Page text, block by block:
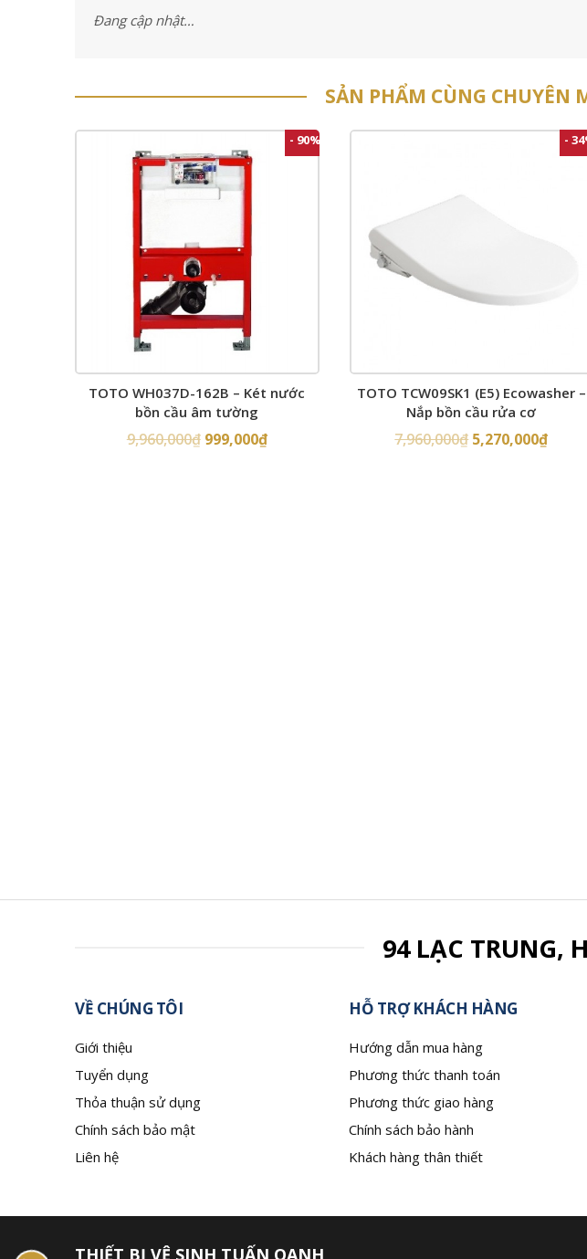
Đang cập nhật…
SẢN PHẨM CÙNG CHUYÊN
- 90%
TOTO WH037D-162B – Két nước
bồn cầu âm tường
9,960,000₫ 999,000₫
-
TOTO TCW09SK1 (E5) Ecowasher –
Nắp bồn cầu rửa cơ
7,960,000₫ 5,270,000₫
94 LẠC TRUNG,
VỀ CHÚNG TÔI
Giới thiệu
Tuyển dụng
Thỏa thuận sử dụng
Chính sách bảo mật
Liên hệ
HỖ TRỢ KHÁCH HÀNG
Hướng dẫn mua hàng
Phương thức thanh toán
Phương thức giao hàng
Chính sách bảo hành
Khách hàng thân thiết
THIẾT BỊ VỆ SINH TUẤN OANH